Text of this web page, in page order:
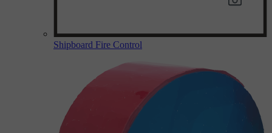
Shipboard Fire Control